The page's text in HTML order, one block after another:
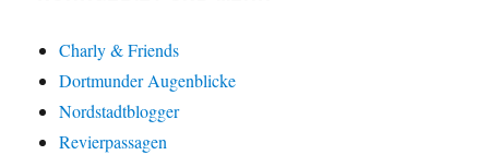
Charly & Friends
Dortmunder Augenblicke
Nordstadtblogger
Revierpassagen